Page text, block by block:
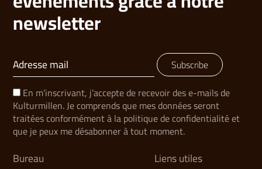
newsletter
Subscribe
En m’inscrivant, j’accepte de recevoir des e-mails de
Kulturmillen. Je comprends que mes données seront
traitées conformément à la politique de confidentialité et
que je peux me désabonner à tout moment.
Bureau Liens utiles